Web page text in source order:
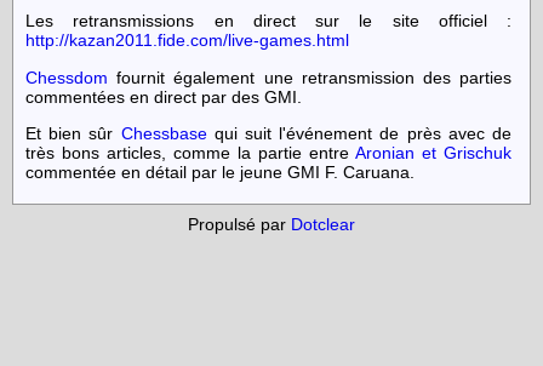
Les retransmissions en direct sur le site officiel :
http://kazan2011.fide.com/live-games.html
Chessdom fournit également une retransmission des parties
commentées en direct par des GMI.
Et bien sûr Chessbasequi suit l'événement de près avec de
très bons articles, comme la partie entre Aronian et Grischuk
commentée en détail par le jeune GMI F. Caruana.
Propulsé par Dotclear